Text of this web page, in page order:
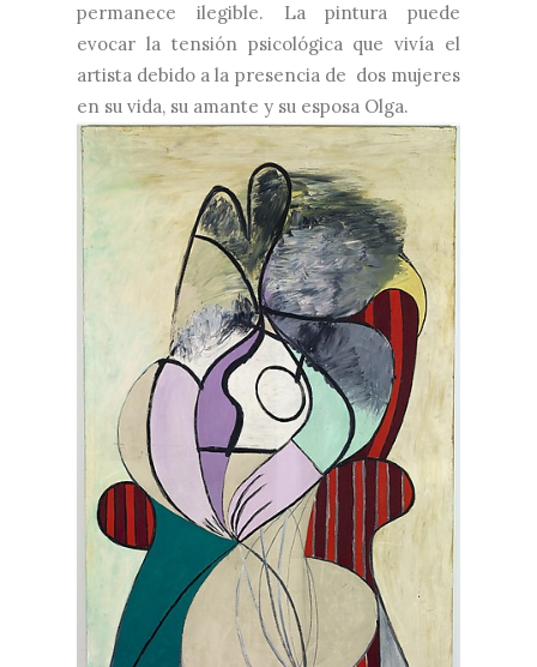
permanece ilegible. La pintura puede
evocar la tensión psicológica que vivía el
artista debido a la presencia de dos mujeres
en su vida, su amante y su esposa Olga.